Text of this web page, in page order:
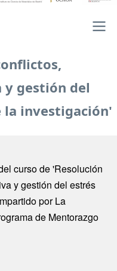
y gestión del
la investigación'
curso de 'Resolución
y gestión del estrés
por La
de Mentorazgo